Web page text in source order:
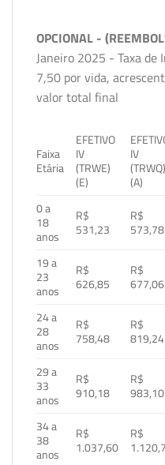
OPCIONAL -
Janeiro 2025 - Taxa de
7,50 por vida,
valor total final
Faixa
Etária
EFETIVO
IV
(TRWE)
(E)
IV
(TRWQ)
(A)
0 a
18
anos
R$
531,23
R$
573,78
19 a
23
anos
R$
626,85
R$
677,06
24 a
28
anos
R$
758,48
R$
819,24
29 a
33
anos
R$
910,18
R$
983,10
34 a
38
anos
R$
1.037,60
R$